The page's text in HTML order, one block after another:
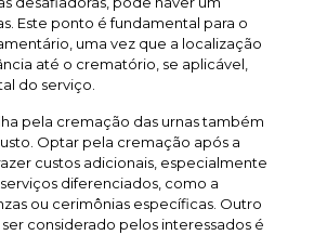
Este ponto é fundamental para o
uma vez que a localização
até o crematório, se aplicável,
do serviço.
pela cremação das urnas também
Optar pela cremação após a
custos adicionais, especialmente
diferenciados, como a
ou cerimônias específicas. Outro
considerado pelos interessados é